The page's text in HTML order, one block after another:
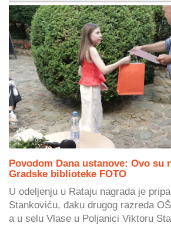
Povodom Dana ustanove: Ovo
Gradske biblioteke FOTO
U odeljenju u Rataju nagrada je
Stankoviću, đaku drugog razreda
a u selu Vlase u Poljanici Viktoru